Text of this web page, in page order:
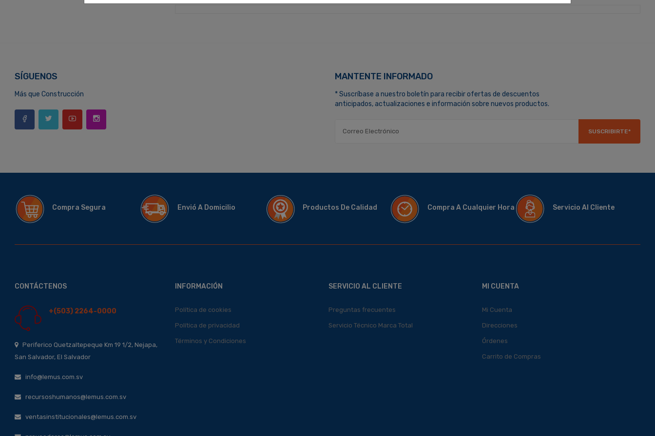
SÍGUENOS
Más que Construcción
MANTENTE INFORMADO
* Suscríbase a nuestro boletín para recibir ofertas de descuentos
anticipados, actualizaciones e información sobre nuevos productos.
SUSCRIBIRTE*
Compra Segura Envió A Domicilio Productos De Calidad Compra A Cualquier Hora Servicio Al Cliente
CONTÁCTENOS
+(503) 2264-0000
Periferico Quetzaltepeque Km 19 1/2, Nejapa,
San Salvador, El Salvador
info@lemus.com.sv
recursoshumanos@lemus.com.sv
ventasinstitucionales@lemus.com.sv
INFORMACIÓN
Política de cookies
Política de privacidad
Términos y Condiciones
SERVICIO AL CLIENTE
Preguntas frecuentes
Servicio Técnico Marca Total
MI CUENTA
Mi Cuenta
Direcciones
Órdenes
Carrito de Compras